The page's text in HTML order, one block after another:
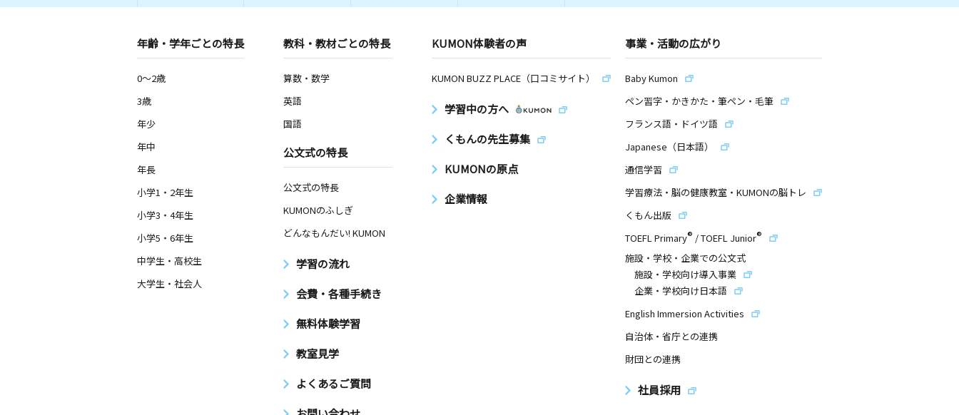
年齢・学年ごとの特長
0～2歳
3歳
年少
年中
年長
小学1・2年生
小学3・4年生
小学5・6年生
中学生・高校生
大学生・社会人
教科・教材ごとの特長
算数・数学
英語
国語
公文式の特長
公文式の特長
KUMONのふしぎ
どんなもんだい! KUMON
学習の流れ
会費・各種手続き
無料体験学習
教室見学
よくあるご質問
KUMON体験者の声
KUMON BUZZ PLACE（口コミサイト）
学習中の方へ
くもんの先生募集
KUMONの原点
企業情報
事業・活動の広がり
Baby Kumon
ペン習字・かきかた・筆ペン・毛筆
フランス語・ドイツ語
Japanese（日本語）
通信学習
学習療法・脳の健康教室・KUMONの脳トレ
くもん出版
TOEFL Primary® /TOEFL Junior®
施設・学校・企業での公文式
施設・学校向け導入事業
企業・学校向け日本語
English Immersion Activities
自治体・省庁との連携
財団との連携
社員採用